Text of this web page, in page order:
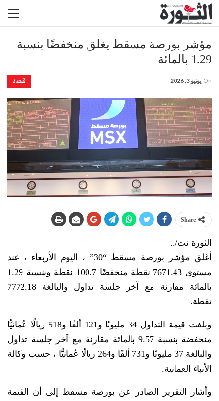
مؤشر بورصة مسقط يغلق منخفضًا بنسبة
1.29 بالمائة
اقتصاد On يونيو 3, 2026
Share
الثورة نت/..
أغلق مؤشر بورصة مسقط “30” ، اليوم الأربعاء ، عند
مستوى 7671.43 نقطة منخفضًا 100.7 نقطة وبنسبة 1.29
بالمائة مقارنة مع آخر جلسة تداول والبالغة 7772.18
نقطة.
وبلغت قيمة التداول 34 مليونًا و121 ألفًا و518 ريالًا عُمانيًّا
منخفضة بنسبة 9.57 بالمائة مقارنة مع آخر جلسة تداول
والبالغة 37 مليونًا و731 ألفًا و264 ريالًا عُمانيًّا ، حسب وكالة
الأنباء العمانية.
وأشار التقرير الصادر عن بورصة مسقط إلى أن القيمة